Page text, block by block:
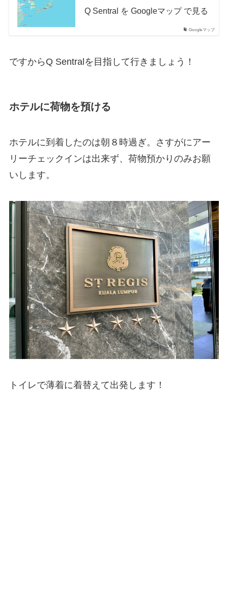
Googleマップ
Q Sentral を Googleマップ で見る
ですからQ Sentralを目指して行きましょう！
ホテルに荷物を預ける
ホテルに到着したのは朝８時過ぎ。さすがにアー
リーチェックインは出来ず、荷物預かりのみお願
いします。
トイレで薄着に着替えて出発します！